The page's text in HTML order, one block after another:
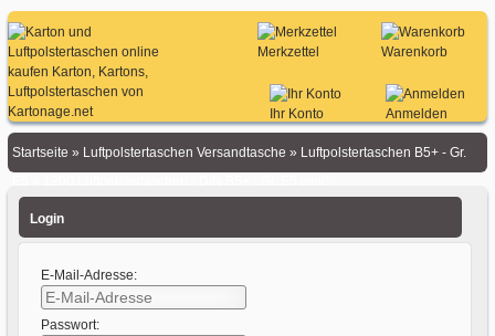
Warenkorb
Merkzettel
Anmelden
Ihr Konto
Startseite » Luftpolstertaschen Versandtasche » Luftpolstertaschen B5+ - Gr.
Login
E-Mail-Adresse:
Passwort: